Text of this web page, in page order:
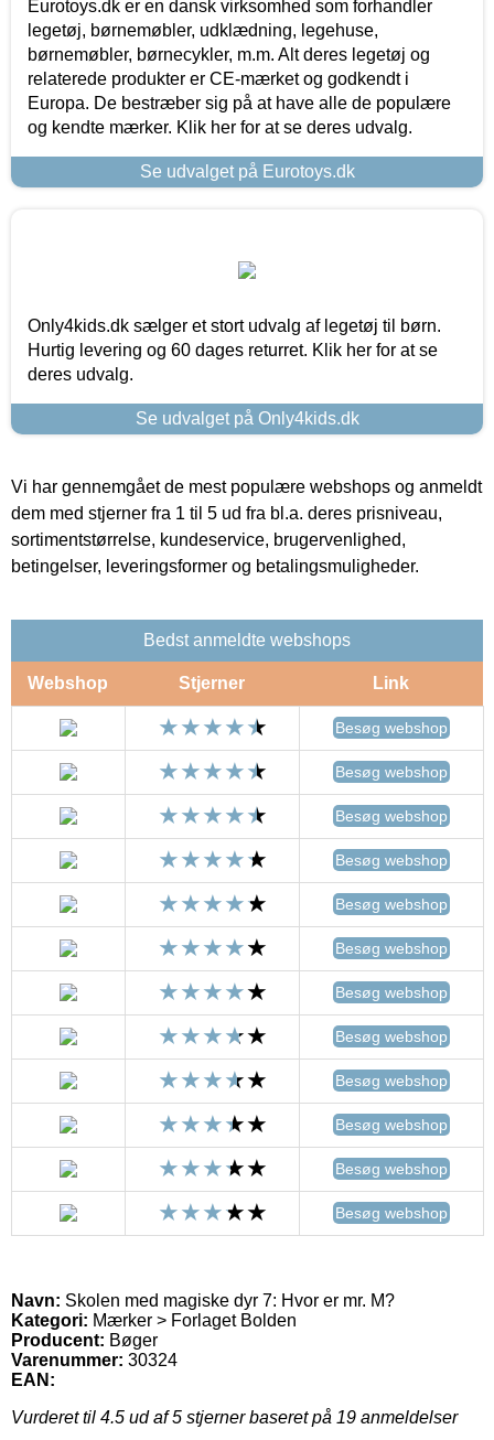
Eurotoys.dk er en dansk virksomhed som forhandler
legetøj, børnemøbler, udklædning, legehuse,
børnemøbler, børnecykler, m.m. Alt deres legetøj og
relaterede produkter er CE-mærket og godkendt i
Europa. De bestræber sig på at have alle de populære
og kendte mærker. Klik her for at se deres udvalg.
Se udvalget på Eurotoys.dk
Only4kids.dk sælger et stort udvalg af legetøj til børn.
Hurtig levering og 60 dages returret. Klik her for at se
deres udvalg.
Se udvalget på Only4kids.dk
Vi har gennemgået de mest populære webshops og anmeldt
dem med stjerner fra 1 til 5 ud fra bl.a. deres prisniveau,
sortimentstørrelse, kundeservice, brugervenlighed,
betingelser, leveringsformer og betalingsmuligheder.
Bedst anmeldte webshops
Webshop Stjerner Link
Besøg webshop
Besøg webshop
Besøg webshop
Besøg webshop
Besøg webshop
Besøg webshop
Besøg webshop
Besøg webshop
Besøg webshop
Besøg webshop
Besøg webshop
Besøg webshop
Navn: Skolen med magiske dyr 7: Hvor er mr. M?
Kategori: Mærker > Forlaget Bolden
Producent: Bøger
Varenummer: 30324
EAN:
Vurderet til 4.5 ud af 5 stjerner baseret på 19 anmeldelser